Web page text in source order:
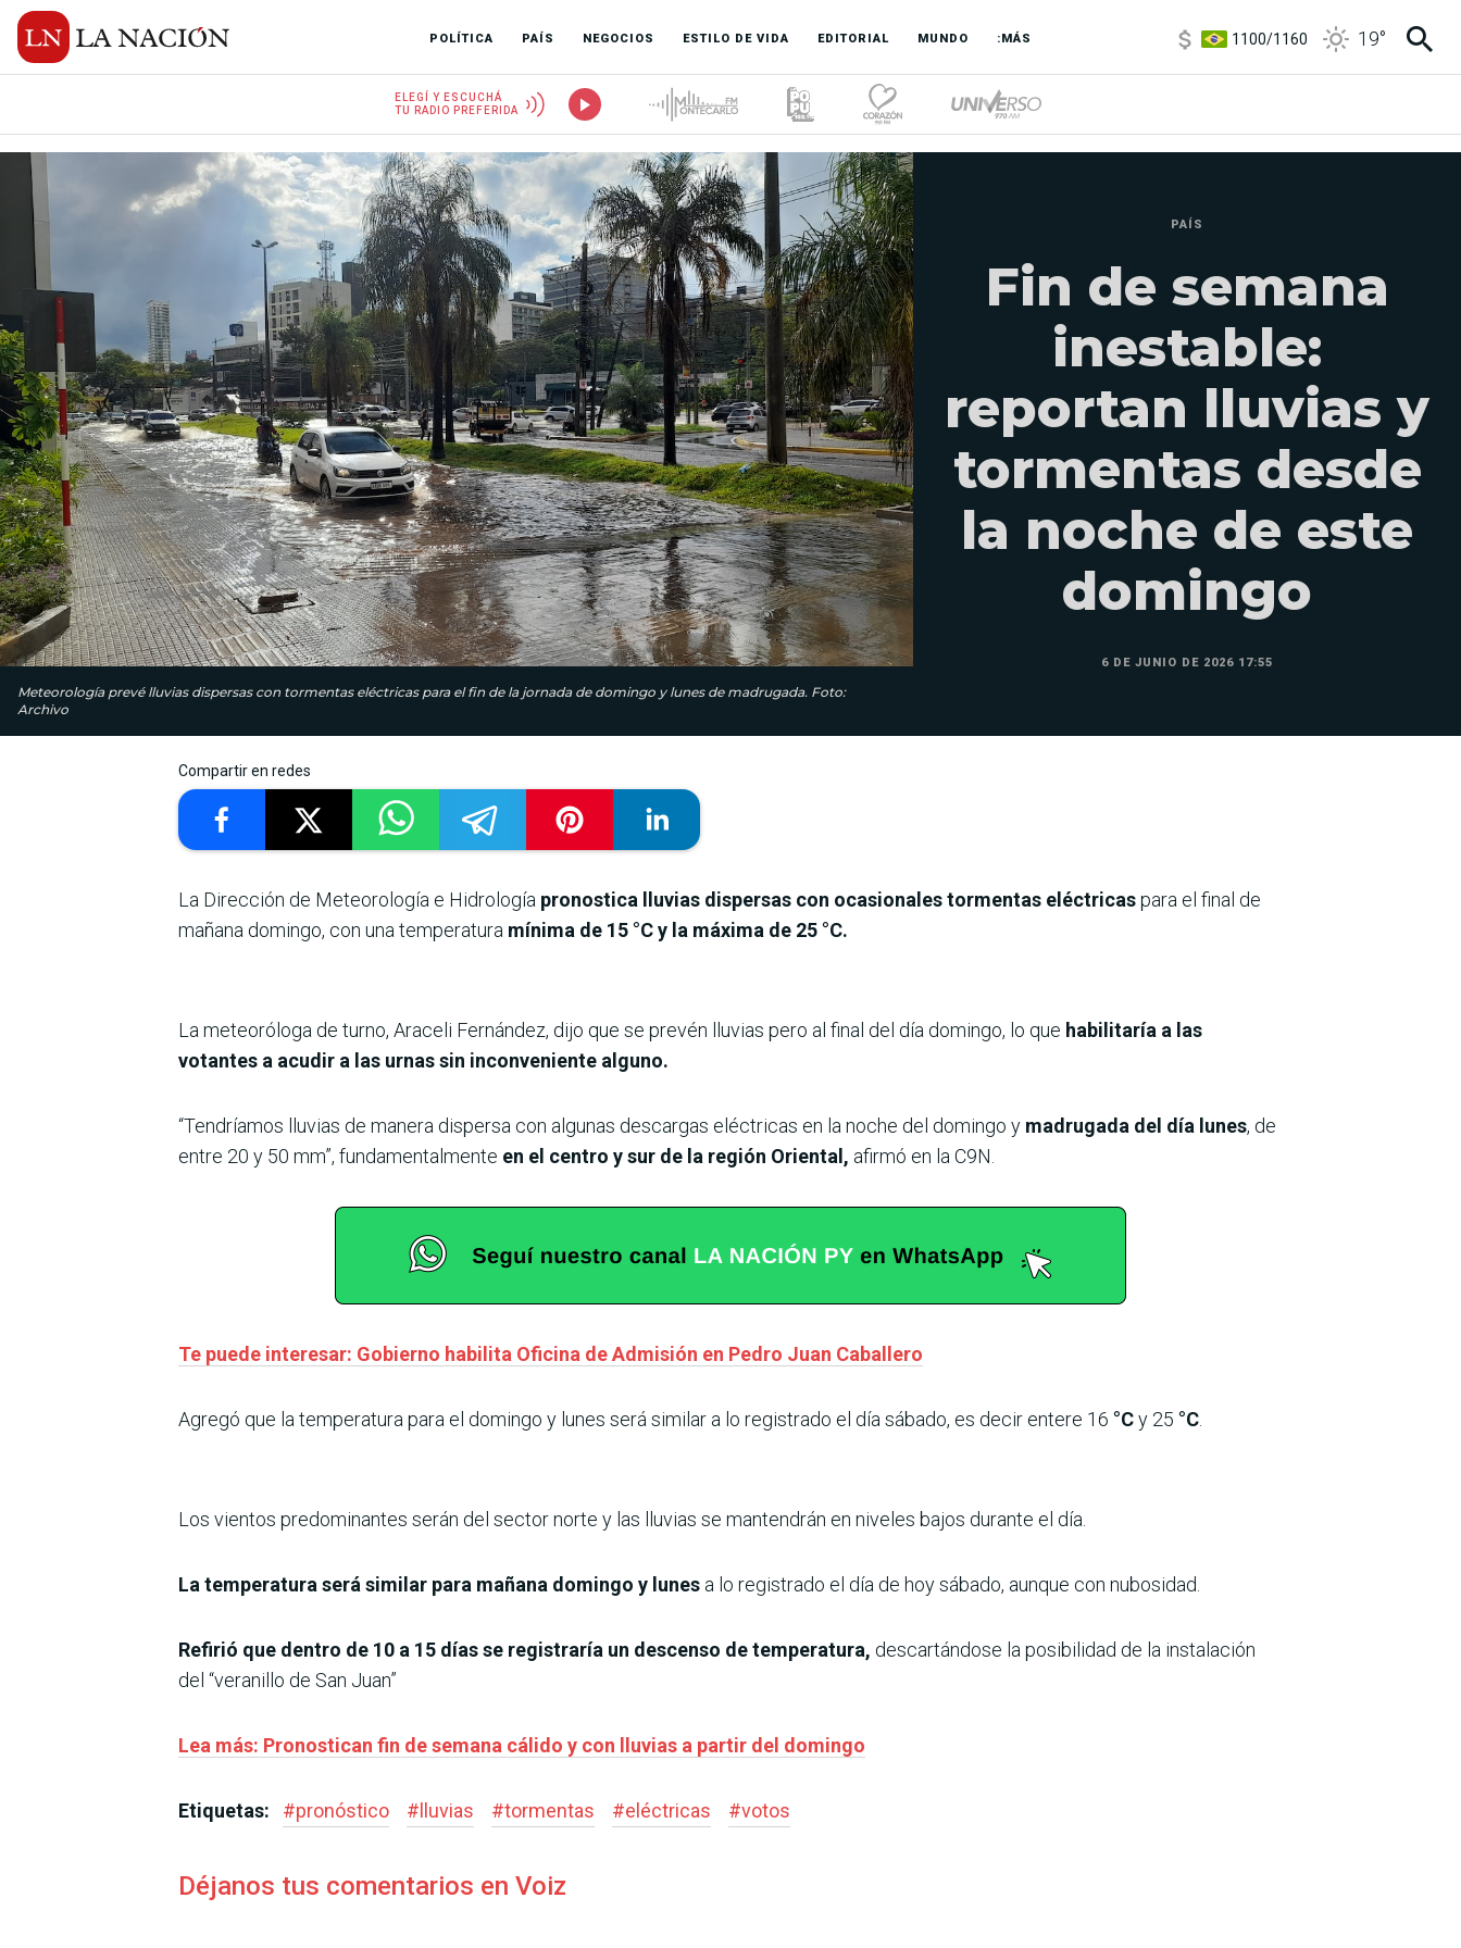
POLÍTICA PAÍS NEGOCIOS ESTILO DE VIDA EDITORIAL MUNDO :MÁS
3,8/4
19°
ELEGÍ Y ESCUCHÁ
TU RADIO PREFERIDA
Meteorología prevé lluvias dispersas con tormentas eléctricas para el fin de la jornada de domingo y lunes de madrugada. Foto:
Archivo
PAÍS
Fin de semana
inestable:
reportan lluvias y
tormentas desde
la noche de este
domingo
6 DE JUNIO DE 2026 17:55
Compartir en redes
La Dirección de Meteorología e Hidrología pronostica lluvias dispersas con ocasionales tormentas eléctricaspara el final de
mañana domingo, con una temperatura mínima de 15°C y la máxima de 25 °C.
La meteoróloga de turno, Araceli Fernández, dijo que se prevén lluvias pero al final del día domingo, lo que habilitaría a las
votantes a acudir a las urnas sin inconveniente alguno.
“Tendríamos lluvias de manera dispersa con algunas descargas eléctricas en la noche del domingo y madrugada del día lunes, de
entre 20 y 50 mm”, fundamentalmente en el centro y sur de la región Oriental, afirmó en la C9N.
Te puede interesar: Gobierno habilita Oficina de Admisión en Pedro Juan Caballero
Agregó que la temperatura para el domingo y lunes será similar a lo registrado el día sábado, es decir entere 16 °Cy 25 °C
Los vientos predominantes serán del sector norte y las lluvias se mantendrán en niveles bajos durante el día.
La temperatura será similar para mañana domingo y lunes a lo registrado el día de hoy sábado, aunque con nubosidad.
Refirió que dentro de 10 a 15 días se registraría un descenso de temperatura, descartándose la posibilidad de la instalación
del “veranillo de San Juan”
Lea más: Pronostican fin de semana cálido y con lluvias a partir del domingo
Etiquetas: #pronóstico #lluvias #tormentas #eléctricas #votos
Déjanos tus comentarios en Voiz